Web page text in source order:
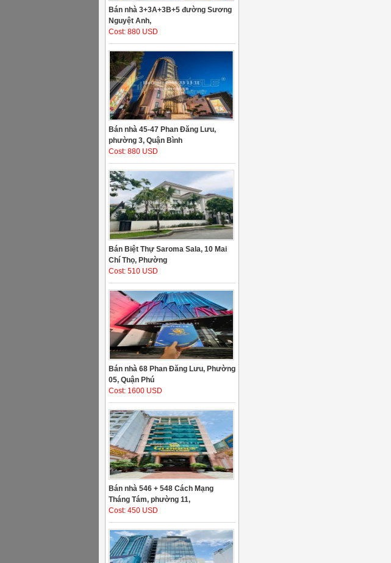
Bán nhà 3+3A+3B+5 đường Sương
Nguyệt Anh,
Cost: 880 USD
Bán nhà 45-47 Phan Đăng Lưu,
phường 3, Quận Bình
Cost: 880 USD
Bán Biệt Thự Saroma Sala, 10 Mai
Chí Thọ, Phường
Cost: 510 USD
Bán nhà 68 Phan Đăng Lưu, Phường
05, Quận Phú
Cost: 1600 USD
Bán nhà 546 + 548 Cách Mạng
Tháng Tám, phường 11,
Cost: 450 USD